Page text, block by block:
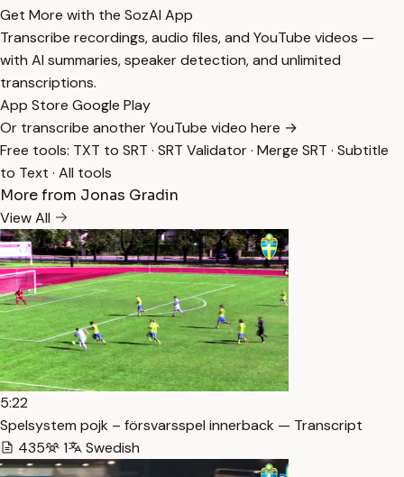
Get More with the SozAI App
Transcribe recordings, audio files, and YouTube videos —
with AI summaries, speaker detection, and unlimited
transcriptions.
App Store Google Play
Or transcribe another YouTube video here →
Free tools: TXT to SRT · SRT Validator· Merge SRT · Subtitle
to Text · All tools
More from Jonas Gradin
View All
5:22
Spelsystem pojk – försvarsspel innerback — Transcript
435
1 Swedish